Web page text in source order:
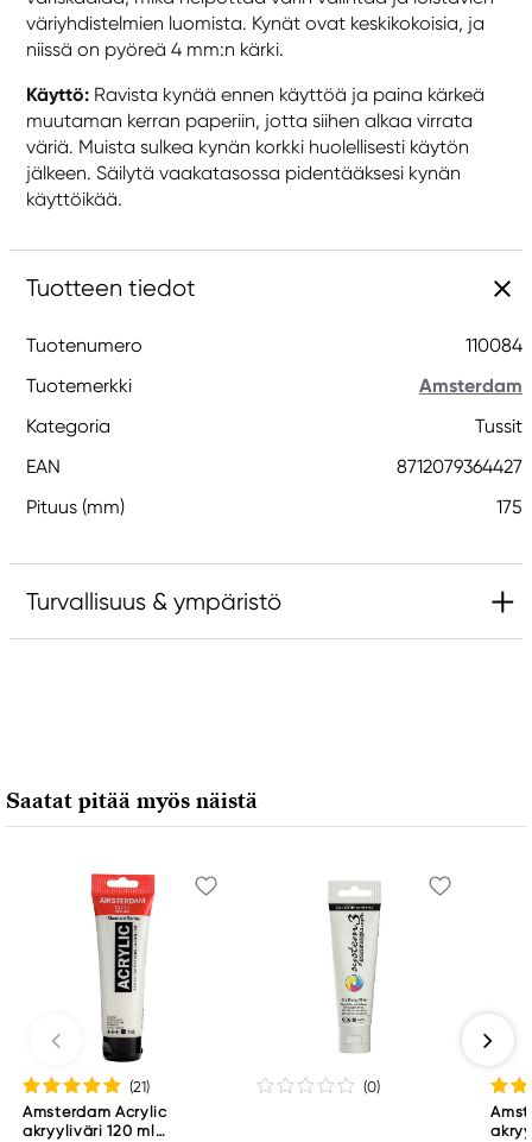
väriyhdistelmien luomista. Kynät ovat keskikokoisia, ja
niissä on pyöreä 4 mm:n kärki.
Käyttö: Ravista kynää ennen käyttöä ja paina kärkeä
muutaman kerran paperiin, jotta siihen alkaa virrata
väriä. Muista sulkea kynän korkki huolellisesti käytön
jälkeen. Säilytä vaakatasossa pidentääksesi kynän
käyttöikää.
Tuotteen tiedot
Tuotenumero
110084
Tuotemerkki
Amsterdam
Kategoria
Tussit
EAN
8712079364427
Pituus (mm)
175
Turvallisuus & ympäristö
7311 PD Apeldoorn, Netherlands
info@royaltalens.com
Saatat pitää myös näistä
(21)
Amsterdam Acrylic
akryyliväri 120 ml
(0)